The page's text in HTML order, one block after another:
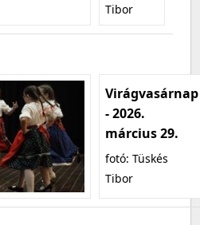
Tibor
Virágvasárnap
- 2026.
március 29.
fotó: Tüskés
Tibor